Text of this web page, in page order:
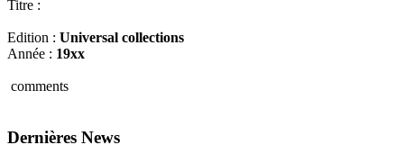
Titre :
Edition : Universal collections
Année : 19xx
comments
Dernières News